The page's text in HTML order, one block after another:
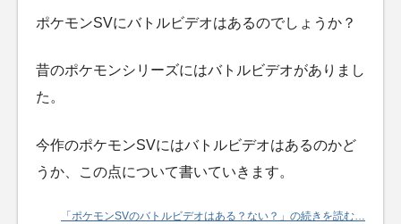
ポケモンSVにバトルビデオはあるのでしょうか？
昔のポケモンシリーズにはバトルビデオがありまし
た。
今作のポケモンSVにはバトルビデオはあるのかど
うか、この点について書いていきます。
「ポケモンSVのバトルビデオはある？ない？」の続きを読む…